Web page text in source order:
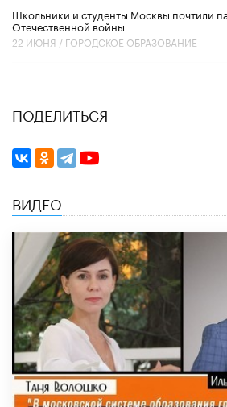
Школьники и студенты Москвы почтили
Отечественной войны
22 ИЮНЯ / ГОРОДСКОЕ ОБРАЗОВАНИЕ
ПОДЕЛИТЬСЯ
ВИДЕО